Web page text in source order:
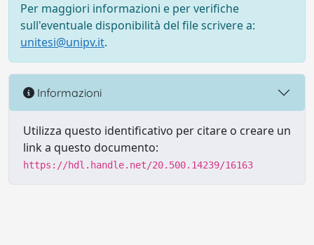
Per maggiori informazioni e per verifiche
sull'eventuale disponibilità del file scrivere a:
unitesi@unipv.it.
Informazioni
Utilizza questo identificativo per citare o creare un
link a questo documento:
https://hdl.handle.net/20.500.14239/16163